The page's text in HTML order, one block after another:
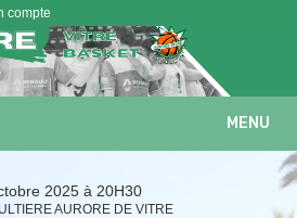
compte
MENU
2025 à 20H30
AURORE DE VITRE